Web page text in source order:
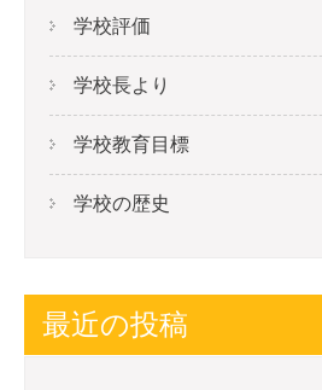
学校評価
学校長より
学校教育目標
学校の歴史
最近の投稿